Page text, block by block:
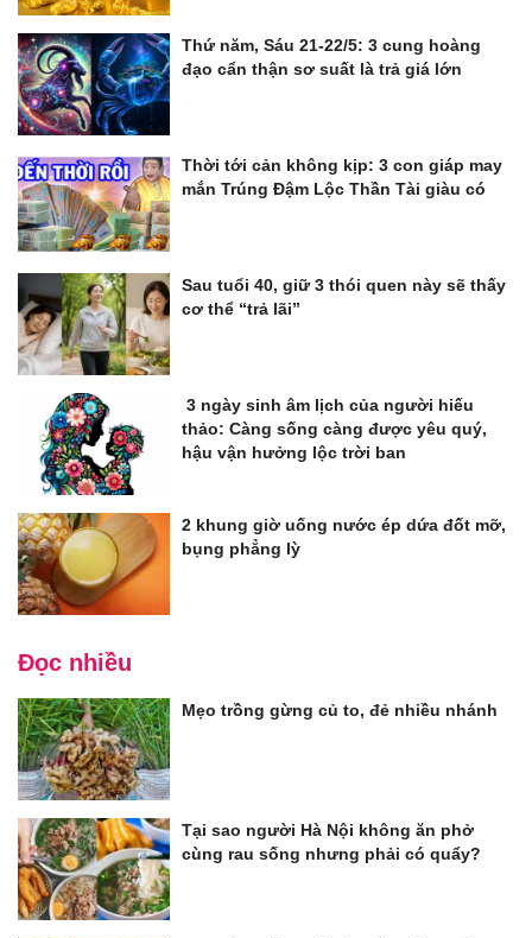
Thứ năm, Sáu 21-22/5: 3 cung hoàng
đạo cẩn thận sơ suất là trả giá lớn
Thời tới cản không kịp: 3 con giáp may
mắn Trúng Đậm Lộc Thần Tài giàu có
Sau tuổi 40, giữ 3 thói quen này sẽ thấy
cơ thể “trả lãi”
3 ngày sinh âm lịch của người hiếu
thảo: Càng sống càng được yêu quý,
hậu vận hưởng lộc trời ban
2 khung giờ uống nước ép dứa đốt mỡ,
bụng phẳng lỳ
Đọc nhiều
Mẹo trồng gừng củ to, đẻ nhiều nhánh
Tại sao người Hà Nội không ăn phở
cùng rau sống nhưng phải có quẩy?